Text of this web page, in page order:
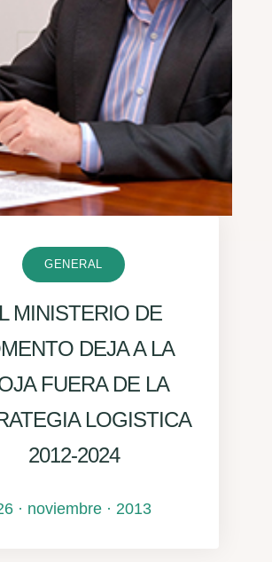
GENERAL
MINISTERIO DE
DEJA A LA
FUERA DE LA
LOGISTICA
2012-2024
· noviembre · 2013